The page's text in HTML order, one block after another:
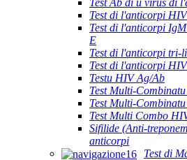
Test Ab di u virus di
Test di l'anticorpi
Test di l'anticorpi
E
Test di l'anticorpi tri-
Test di l'anticorpi
Testu HIV Ag/Ab
Test Multi-
Test Multi-
Test Multi Combo
Sifilide (Anti-
anticorpi
Test di